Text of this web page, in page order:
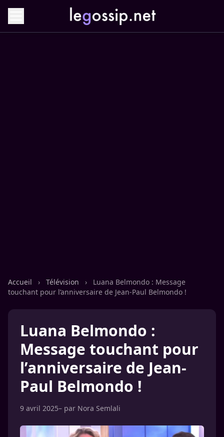
Accueil › Télévision ›
Luana Belmondo : Message
touchant pour l’anniversaire de Jean-Paul Belmondo !
Luana Belmondo :
Message touchant pour
l’anniversaire de Jean-
Paul Belmondo !
9 avril 2025– par Nora Semlali